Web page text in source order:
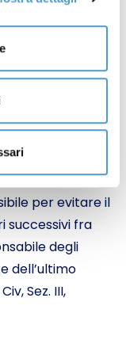
tra veicoli in
in eguale
fondata
rispetto
fornita la prova
per evitare il
successivi fra
degli
dell’ultimo
Sez. III,